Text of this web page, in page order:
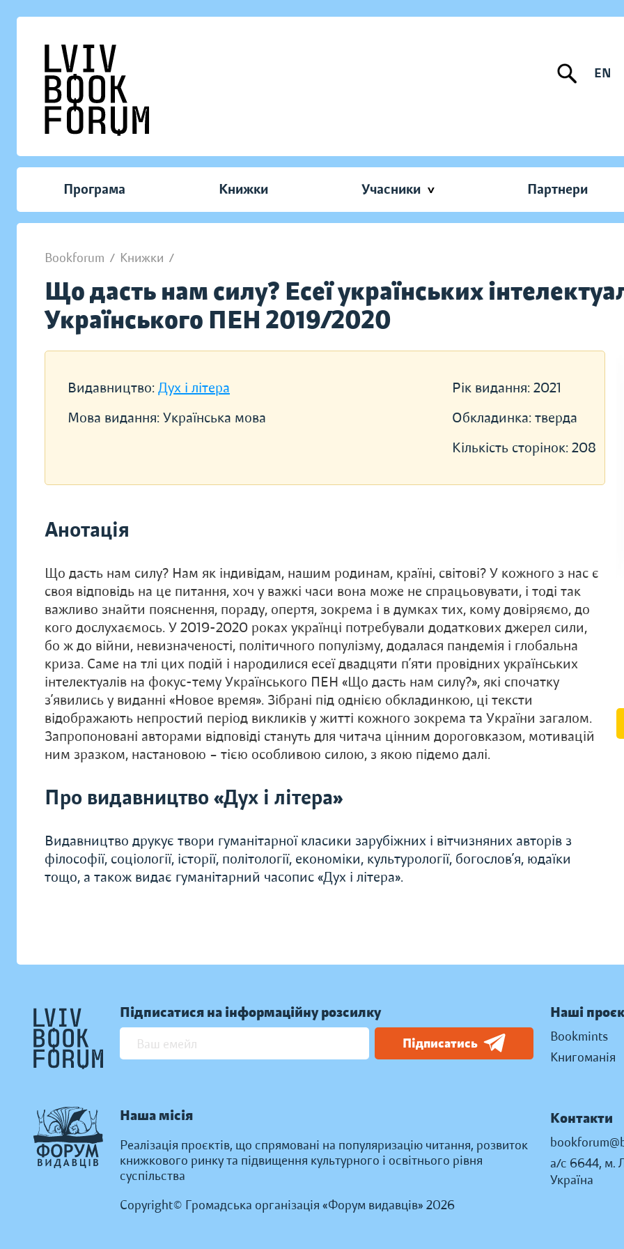
EN
Програма Книжки Учасники Партнери
Bookforum / Книжки /
Що дасть нам силу? Есеї українських
Українського ПЕН 2019/2020
Видавництво: Дух і літера
Мова видання: Українська мова
Рік видання: 2021
Обкладинка: тверда
Кількість сторінок: 208
Анотація
Що дасть нам силу? Нам як індивідам, нашим родинам, країні, світові? У кожного з нас є
своя відповідь на це питання, хоч у важкі часи вона може не спрацьовувати, і тоді так
важливо знайти пояснення, пораду, опертя, зокрема і в думках тих, кому довіряємо, до
кого дослухаємось. У 2019-2020 роках українці потребували додаткових джерел сили,
бо ж до війни, невизначеності, політичного популізму, додалася пандемія і глобальна
криза. Саме на тлі цих подій і народилися есеї двадцяти п’яти провідних українських
інтелектуалів на фокус-тему Українського ПЕН «Що дасть нам силу?», які спочатку
з’явились у виданні «Новое время». Зібрані під однією обкладинкою, ці тексти
відображають непростий період викликів у житті кожного зокрема та України загалом.
Запропоновані авторами відповіді стануть для читача цінним дороговказом, мотивацій
ним зразком, настановою – тією особливою силою, з якою підемо далі.
Про видавництво «Дух і літера»
Видавництво друкує твори гуманітарної класики зарубіжних і вітчизняних авторів з
філософії, соціології, історії, політології, економіки, культурології, богослов’я, юдаїки
тощо, а також видає гуманітарний часопис «Дух і літера».
Підписатися на інформаційну розсилку
Підписатись
Наша місія
Реалізація проєктів, що спрямовані на популяризацію читання, розвиток
книжкового ринку та підвищення культурного і освітнього рівня
суспільства
Copyright© Громадська організація «Форум видавців» 2026
Наші
Bookmints
Книгоманія
Контакти
а/с 6644, м.
Україна